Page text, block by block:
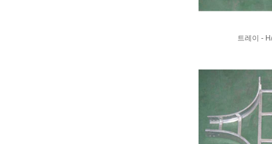
트레이 -